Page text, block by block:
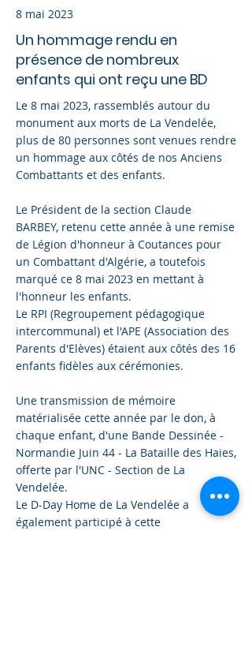
Un hommage rendu en
présence de nombreux
enfants qui ont reçu une BD
Le 8 mai 2023, rassemblés autour du
monument aux morts de La Vendelée,
plus de 80 personnes sont venues rendre
un hommage aux côtés de nos Anciens
Combattants et des enfants.
Le Président de la section Claude
BARBEY, retenu cette année à une remise
de Légion d'honneur à Coutances pour
un Combattant d'Algérie, a toutefois
marqué ce 8 mai 2023 en mettant à
l'honneur les enfants.
Le RPI (Regroupement pédagogique
intercommunal) et l'APE (Association des
Parents d'Elèves) étaient aux côtés des 16
enfants fidèles aux cérémonies.
Une transmission de mémoire
matérialisée cette année par le don, à
chaque enfant, d'une Bande Dessinée -
Normandie Juin 44 - La Bataille des Haies,
offerte par l'UNC - Section de La
Vendelée.
Le D-Day Home de La Vendelée a
également participé à cette
8 mai 2023